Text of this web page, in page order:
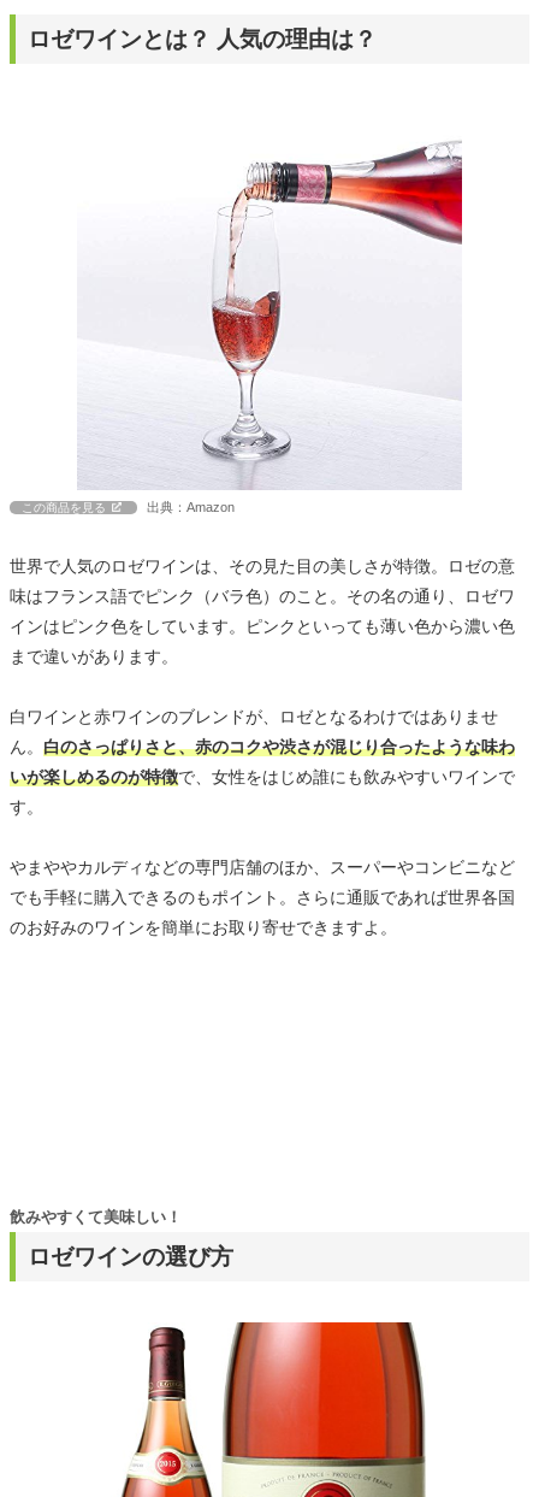
ロゼワインとは？ 人気の理由は？
この商品を見る 出典：Amazon
世界で人気のロゼワインは、その見た目の美しさが特徴。ロゼの意
味はフランス語でピンク（バラ色）のこと。その名の通り、ロゼワ
インはピンク色をしています。ピンクといっても薄い色から濃い色
まで違いがあります。
白ワインと赤ワインのブレンドが、ロゼとなるわけではありませ
ん。 白のさっぱりさと、赤のコクや渋さが混じり合ったような味わ
いが楽しめるのが特徴で、女性をはじめ誰にも飲みやすいワインで
す。
やまややカルディなどの専門店舗のほか、スーパーやコンビニなど
でも手軽に購入できるのもポイント。さらに通販であれば世界各国
のお好みのワインを簡単にお取り寄せできますよ。
ロゼワインの選び方
飲みやすくて美味しい！